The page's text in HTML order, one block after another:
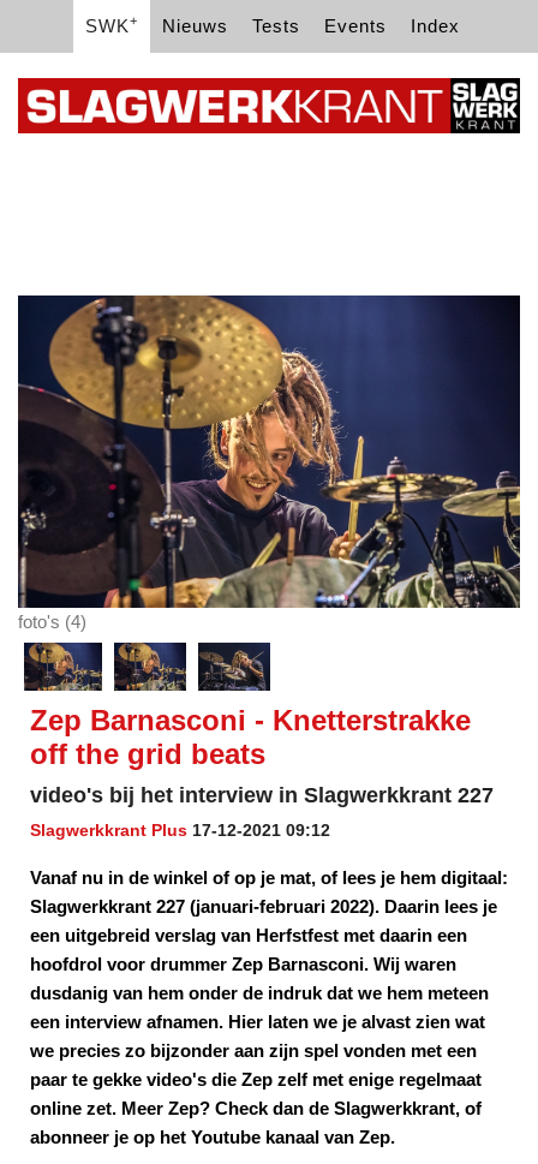
SWK+ Nieuws Tests Events Index
foto's (4)
Zep Barnasconi - Knetterstrakke
off the grid beats
video's bij het interview in Slagwerkkrant 227
Slagwerkkrant Plus 17-12-2021 09:12
Vanaf nu in de winkel of op je mat, of lees je hem digitaal:
Slagwerkkrant 227 (januari-februari 2022). Daarin lees je
een uitgebreid verslag van Herfstfest met daarin een
hoofdrol voor drummer Zep Barnasconi. Wij waren
dusdanig van hem onder de indruk dat we hem meteen
een interview afnamen. Hier laten we je alvast zien wat
we precies zo bijzonder aan zijn spel vonden met een
paar te gekke video's die Zep zelf met enige regelmaat
online zet. Meer Zep? Check dan de Slagwerkkrant, of
abonneer je op het Youtube kanaal van Zep.